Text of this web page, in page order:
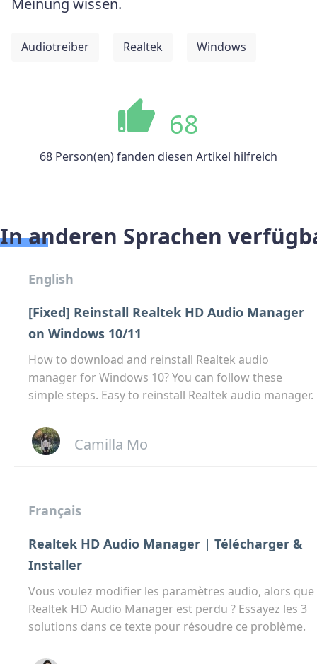
Meinung wissen.
Audiotreiber Realtek Windows
68
68 Person(en) fanden diesen Artikel hilfreich
In anderen Sprachen
English
[Fixed] Reinstall Realtek HD Audio Manager
on Windows 10/11
How to download and reinstall Realtek audio
manager for Windows 10? You can follow these
simple steps. Easy to reinstall Realtek audio manager.
Camilla Mo
Français
Realtek HD Audio Manager | Télécharger &
Installer
Vous voulez modifier les paramètres audio, alors que
Realtek HD Audio Manager est perdu ? Essayez les 3
solutions dans ce texte pour résoudre ce problème.